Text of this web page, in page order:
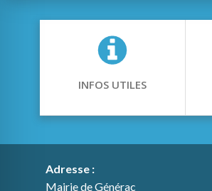
INFOS UTILES
Adresse :
Mairie de Générac